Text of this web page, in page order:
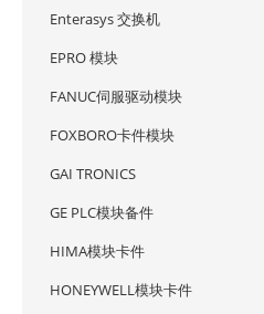
Enterasys 交换机
EPRO 模块
FANUC伺服驱动模块
FOXBORO卡件模块
GAI TRONICS
GE PLC模块备件
HIMA模块卡件
HONEYWELL模块卡件